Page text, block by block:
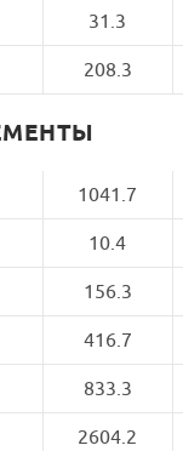
31.3
208.3
1041.7
10.4
156.3
416.7
833.3
2604.2